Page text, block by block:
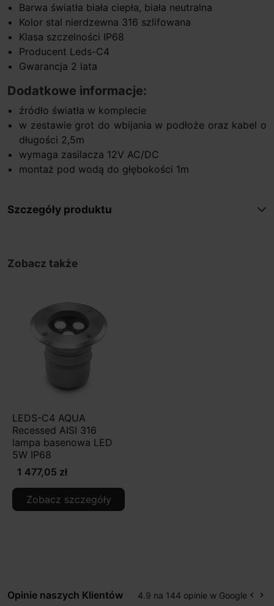
Barwa światła biała ciepła, biała neutralna
Kolor stal nierdzewna 316 szlifowana
Klasa szczelności IP68
Producent Leds-C4
Gwarancja 2 lata
Dodatkowe informacje:
źródło światła w komplecie
w zestawie grot do wbijania w podłoże oraz kabel o
długości 2,5m
wymaga zasilacza 12V AC/DC
montaż pod wodą do głębokości 1m
Szczegóły produktu
Zobacz także
LEDS-C4 AQUA
Recessed AISI 316
lampa basenowa LED
5W IP68
1 477,05 zł
Zobacz szczegóły
Opinie naszych Klientów 4.9 na 144 opinie w Google keyboard_arrow_left keyboard_arrow_right